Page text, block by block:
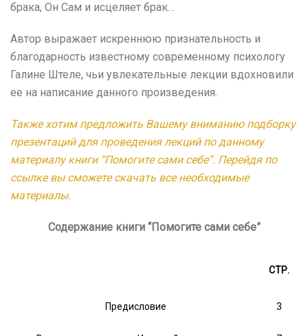
брака, Он Сам и исцеляет брак…
Автор выражает искреннюю признательность и
благодарность известному современному психологу
Галине Штеле, чьи увлекательные лекции вдохновили
ее на написание данного произведения.
Также хотим предложить Вашему вниманию подборку
презентаций для проведения лекций по данному
материалу книги “Помогите сами себе”. Перейдя по
ссылке вы сможете скачать все необходимые
материалы.
Содержание книги “Помогите сами себе”
СТР.
Предисловие 3